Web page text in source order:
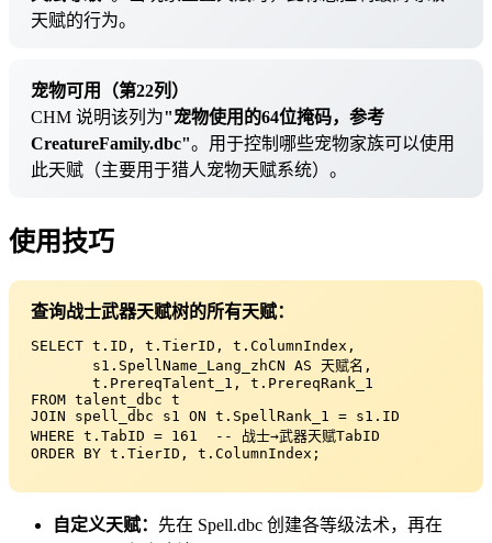
天赋的行为。
宠物可用（第22列）
CHM 说明该列为"宠物使用的64位掩码，参考
CreatureFamily.dbc"。用于控制哪些宠物家族可以使用
此天赋（主要用于猎人宠物天赋系统）。
使用技巧
查询战士武器天赋树的所有天赋：
SELECT t.ID, t.TierID, t.ColumnIndex,
       s1.SpellName_Lang_zhCN AS 天赋名,
       t.PrereqTalent_1, t.PrereqRank_1
FROM talent_dbc t
JOIN spell_dbc s1 ON t.SpellRank_1 = s1.ID
WHERE t.TabID = 161  -- 战士→武器天赋TabID
ORDER BY t.TierID, t.ColumnIndex;
自定义天赋： 先在 Spell.dbc 创建各等级法术，再在